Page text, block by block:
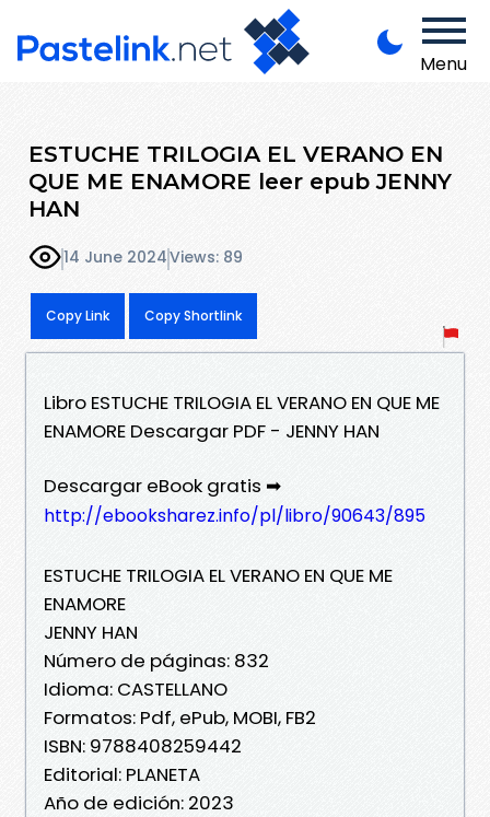
Menu
ESTUCHE TRILOGIA EL VERANO EN
QUE ME ENAMORE leer epub JENNY
HAN
14 June 2024Views: 89
Copy Link Copy Shortlink
Libro ESTUCHE TRILOGIA EL VERANO EN QUE ME
ENAMORE Descargar PDF - JENNY HAN
Descargar eBook gratis ➡
http://ebooksharez.info/pl/libro/90643/895
ESTUCHE TRILOGIA EL VERANO EN QUE ME
ENAMORE
JENNY HAN
Número de páginas: 832
Idioma: CASTELLANO
Formatos: Pdf, ePub, MOBI, FB2
ISBN: 9788408259442
Editorial: PLANETA
Año de edición: 2023